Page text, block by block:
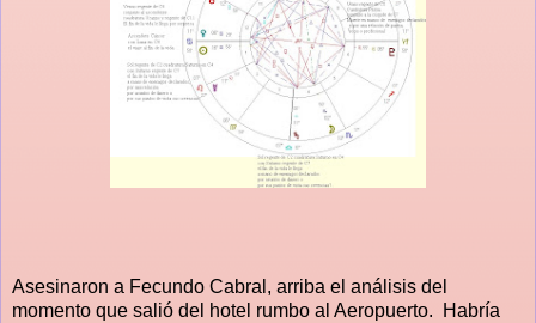
Asesinaron a Fecundo Cabral, arriba el análisis del
momento que salió del hotel rumbo al Aeropuerto. Habría